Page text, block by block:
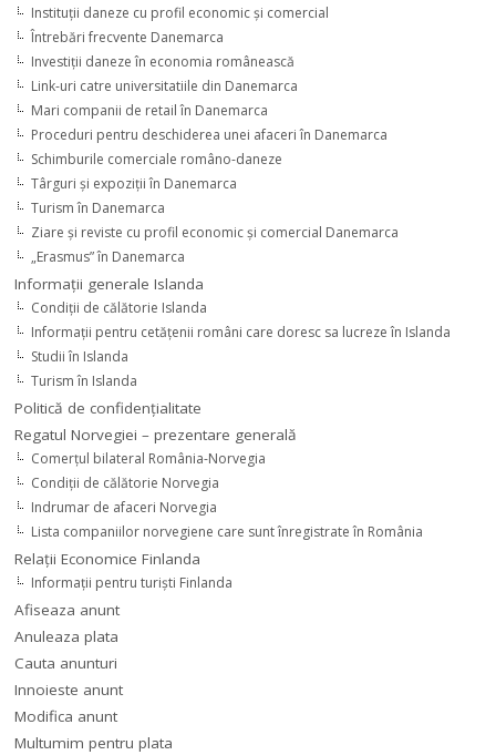
Instituţii daneze cu profil economic şi comercial
Întrebări frecvente Danemarca
Investiţii daneze în economia românească
Link-uri catre universitatiile din Danemarca
Mari companii de retail în Danemarca
Proceduri pentru deschiderea unei afaceri în Danemarca
Schimburile comerciale româno-daneze
Târguri şi expoziţii în Danemarca
Turism în Danemarca
Ziare şi reviste cu profil economic şi comercial Danemarca
„Erasmus” în Danemarca
Informaţii generale Islanda
Condiţii de călătorie Islanda
Informaţii pentru cetăţenii români care doresc sa lucreze în Islanda
Studii în Islanda
Turism în Islanda
Politică de confidențialitate
Regatul Norvegiei – prezentare generală
Comerţul bilateral România-Norvegia
Condiții de călătorie Norvegia
Indrumar de afaceri Norvegia
Lista companiilor norvegiene care sunt înregistrate în România
Relaţii Economice Finlanda
Informaţii pentru turişti Finlanda
Afiseaza anunt
Anuleaza plata
Cauta anunturi
Innoieste anunt
Modifica anunt
Multumim pentru plata